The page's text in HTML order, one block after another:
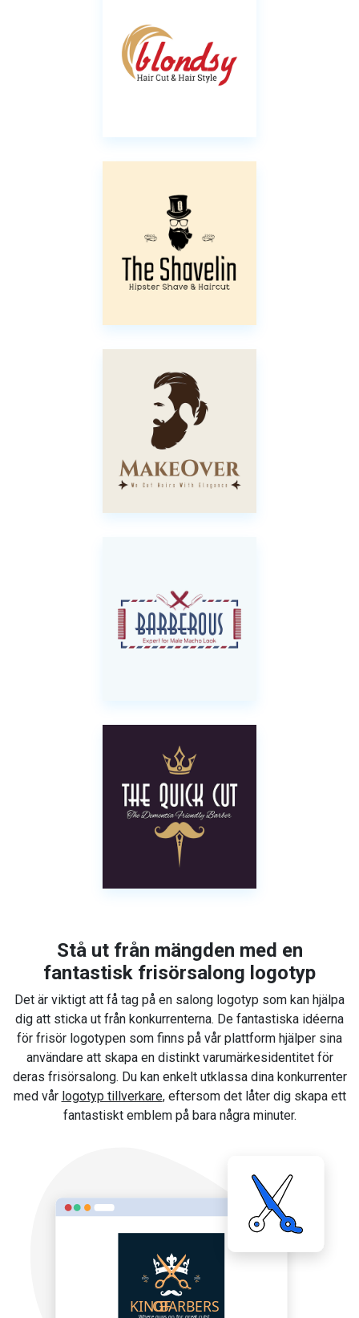
Stå ut från mängden med en
fantastisk frisörsalong logotyp
Det är viktigt att få tag på en salong logotyp som kan hjälpa
dig att sticka ut från konkurrenterna. De fantastiska idéerna
för frisör logotypen som finns på vår plattform hjälper sina
användare att skapa en distinkt varumärkesidentitet för
deras frisörsalong. Du kan enkelt utklassa dina konkurrenter
med vår logotyp tillverkare, eftersom det låter dig skapa ett
fantastiskt emblem på bara några minuter.